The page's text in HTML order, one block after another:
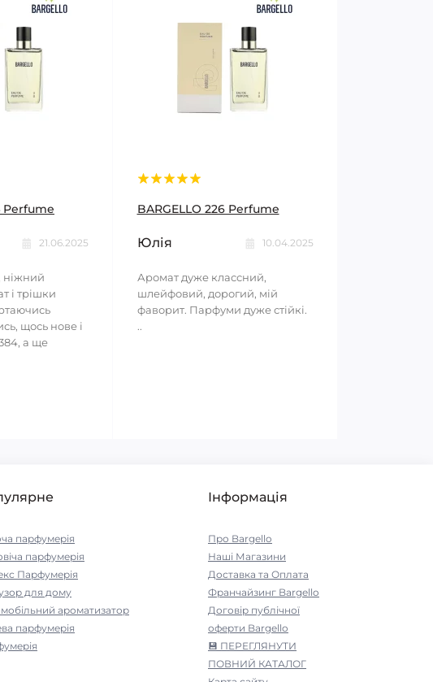
Perfume
21.06.2025
ніжний
і трішки
щось нове і
а ще
BARGELLO 226 Perfume
Юлія 10.04.2025
Аромат дуже классний,
шлейфовий, дорогий, мій
фаворит. Парфуми дуже стійкі.
..
парфумерія
парфумерія
Парфумерія
для дому
ароматизатор
парфумерія
Інформація
Про Bargello
Наші Магазини
Доставка та Оплата
Франчайзинг Bargello
Договір публічної
оферти Bargello
💾 ПЕРЕГЛЯНУТИ
ПОВНИЙ КАТАЛОГ